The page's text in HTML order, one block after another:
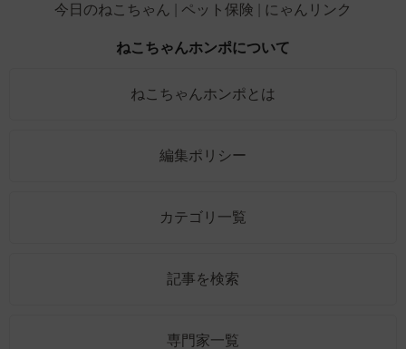
今日のねこちゃん
ペット保険 にゃんリンク
ねこちゃんホンポについて
ねこちゃんホンポとは
編集ポリシー
カテゴリ一覧
記事を検索
専門家一覧